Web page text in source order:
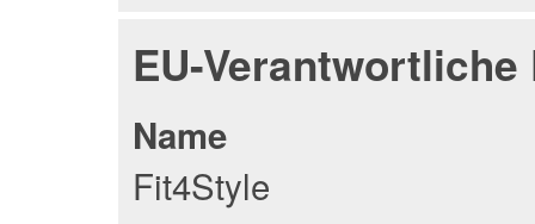
EU-Verantwortliche
Name
Fit4Style